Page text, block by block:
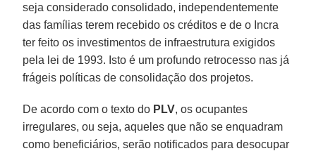
seja considerado consolidado, independentemente
das famílias terem recebido os créditos e de o Incra
ter feito os investimentos de infraestrutura exigidos
pela lei de 1993. Isto é um profundo retrocesso nas já
frágeis políticas de consolidação dos projetos.
De acordo com o texto do PLV, os ocupantes
irregulares, ou seja, aqueles que não se enquadram
como beneficiários, serão notificados para desocupar